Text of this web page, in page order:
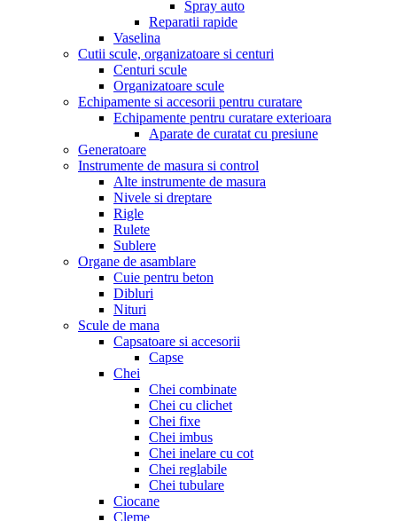
Spray auto
Reparatii rapide
Vaselina
Cutii scule, organizatoare si centuri
Centuri scule
Organizatoare scule
Echipamente si accesorii pentru curatare
Echipamente pentru curatare exterioara
Aparate de curatat cu presiune
Generatoare
Instrumente de masura si control
Alte instrumente de masura
Nivele si dreptare
Rigle
Rulete
Sublere
Organe de asamblare
Cuie pentru beton
Dibluri
Nituri
Scule de mana
Capsatoare si accesorii
Capse
Chei
Chei combinate
Chei cu clichet
Chei fixe
Chei imbus
Chei inelare cu cot
Chei reglabile
Chei tubulare
Ciocane
Cleme